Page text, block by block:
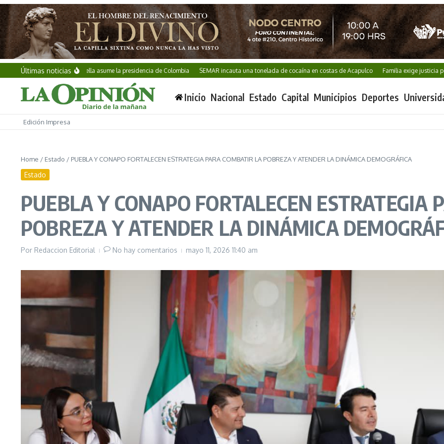
Saltar al contenido
Últimas noticias
Abelardo de la Espriella asume la presidencia de Colombia SEMAR incauta una tonelada de cocaína en costas de Acapulco Familia exige justicia por
Inicio Nacional Estado Capital Municipios Deportes
Edición Impresa
Home / Estado / PUEBLA Y CONAPO FORTALECEN ESTRATEGIA PARA COMBATIR LA POBREZA Y ATENDER LA DINÁMICA DEMOGRÁFICA
Estado
PUEBLA Y CONAPO FORTALECEN ESTRATEGIA
POBREZA Y ATENDER LA DINÁMICA
Por Redaccion Editorial No hay comentarios mayo 11, 2026 11:40 am